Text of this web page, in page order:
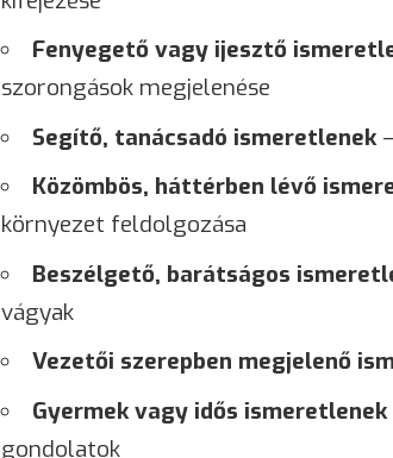
Fenyegető vagy ijesztő
szorongások megjelenése
Segítő, tanácsadó ismeretlenek
Közömbös, háttérben lévő
környezet feldolgozása
Beszélgető, barátságos
vágyak
Vezetői szerepben megjelenő
Gyermek vagy idős ismeretlenek
gondolatok